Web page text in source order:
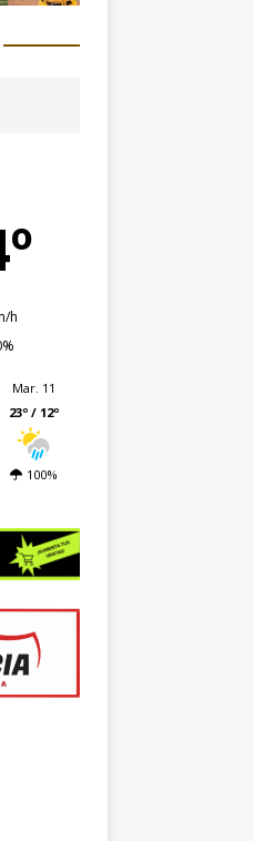
h
Mar. 11
23º / 12º
100%